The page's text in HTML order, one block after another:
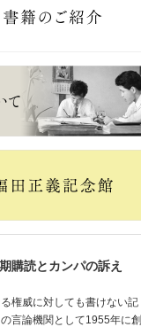
購読とカンパの訴え
権威に対しても書けない記
言論機関として1955年に創